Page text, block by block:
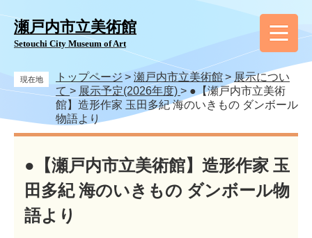
瀬戸内市立美術館
Setouchi City Museum of Art
現在地 トップページ > 瀬戸内市立美術館>展示につい
て > 展示予定(2026年度) > ●【瀬戸内市立美術
館】造形作家 玉田多紀 海のいきもの ダンボール
物語より
本
●【瀬戸内市立美術館】造形作家 玉
田多紀 海のいきもの ダンボール物
語より